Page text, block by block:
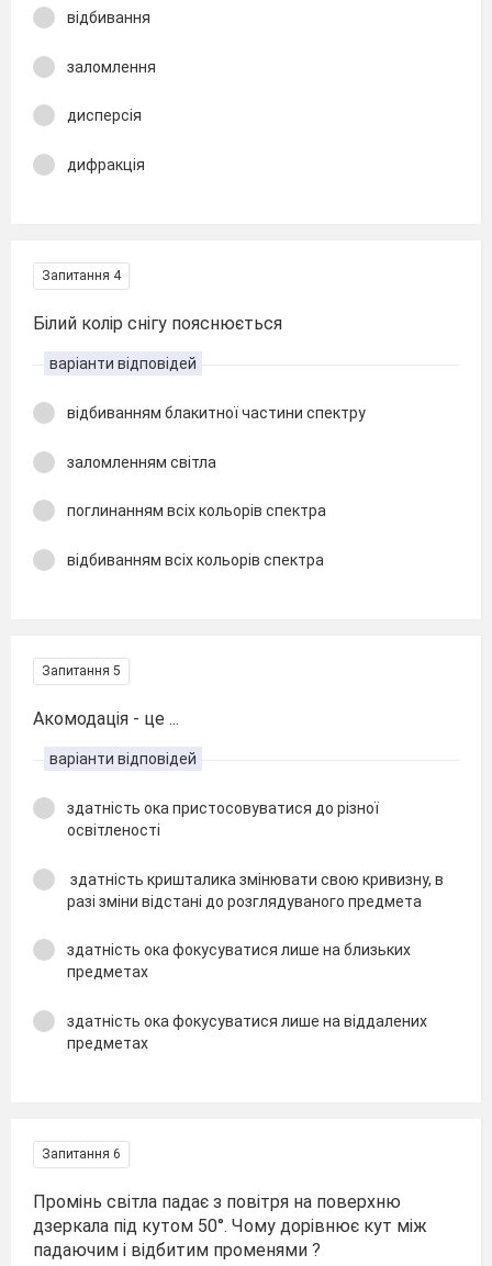
відбивання
заломлення
дисперсія
дифракція
Запитання 4
Білий колір снігу пояснюється
варіанти відповідей
відбиванням блакитної частини спектру
заломленням світла
поглинанням всіх кольорів спектра
відбиванням всіх кольорів спектра
Запитання 5
Акомодація - це ...
варіанти відповідей
здатність ока пристосовуватися до різної
освітленості
здатність кришталика змінювати свою кривизну, в
разі зміни відстані до розглядуваного предмета
здатність ока фокусуватися лише на близьких
предметах
здатність ока фокусуватися лише на віддалених
предметах
Запитання 6
Промінь світла падає з повітря на поверхню
дзеркала під кутом 50°. Чому дорівнює кут між
падаючим і відбитим променями ?